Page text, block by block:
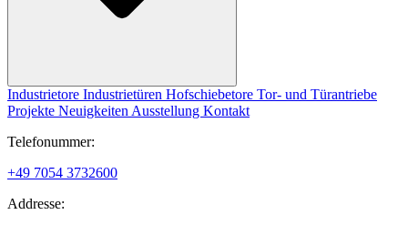
Industrietore Industrietüren Hofschiebetore Tor- und Türantriebe
Projekte Neuigkeiten Ausstellung Kontakt
Telefonummer:
+49 7054 3732600
Addresse: